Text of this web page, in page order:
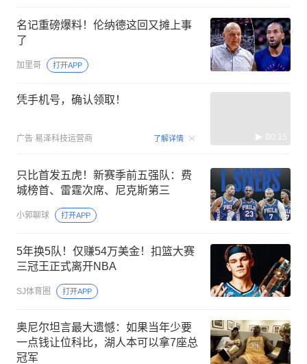
名记重磅爆料！伦纳德这回又摊上事
了
加里哥 打开APP
凭手机号，确认领取！
广告 易泽科技运营商 了解详情 00:15
只比首发五虎！新赛季前五强队：费
城榜首、雷霆次席、尼克斯第三
小郭聊球 打开APP
5年换5队！仅赚54万美金！扣篮大赛
三冠王正式离开NBA
SJ体育圈 打开APP
奥尼尔坦言最大遗憾：如果当年少要
一点钱让位科比，湖人本可以拿7座总
冠军